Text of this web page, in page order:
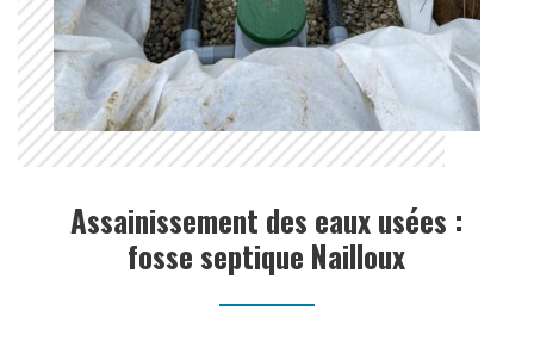
Assainissement des eaux usées :
fosse septique Nailloux